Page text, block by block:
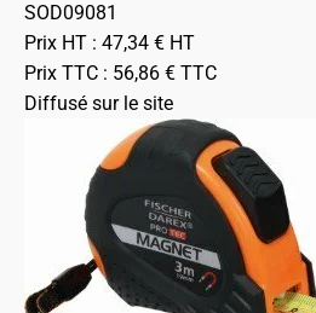
SOD09081
Prix HT : 47,34 € HT
Prix TTC : 56,86 € TTC
Diffusé sur le site